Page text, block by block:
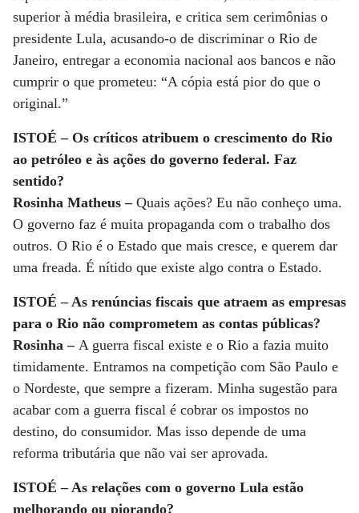
superior à média brasileira, e critica sem cerimônias o
presidente Lula, acusando-o de discriminar o Rio de
Janeiro, entregar a economia nacional aos bancos e não
cumprir o que prometeu: “A cópia está pior do que o
original.”
ISTOÉ – Os críticos atribuem o crescimento do Rio
ao petróleo e às ações do governo federal. Faz
sentido?
Rosinha Matheus –Quais ações? Eu não conheço uma.
O governo faz é muita propaganda com o trabalho dos
outros. O Rio é o Estado que mais cresce, e querem dar
uma freada. É nítido que existe algo contra o Estado.
ISTOÉ – As renúncias fiscais que atraem as empresas
para o Rio não comprometem as contas públicas?
Rosinha – A guerra fiscal existe e o Rio a fazia muito
timidamente. Entramos na competição com São Paulo e
o Nordeste, que sempre a fizeram. Minha sugestão para
acabar com a guerra fiscal é cobrar os impostos no
destino, do consumidor. Mas isso depende de uma
reforma tributária que não vai ser aprovada.
ISTOÉ – As relações com o governo Lula estão
melhorando ou piorando?